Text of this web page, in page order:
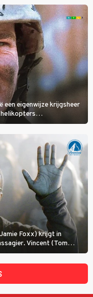
een eigenwijze krijgsheer
Foxx) krijgt in
Vincent (Tom
door te loodsen om een